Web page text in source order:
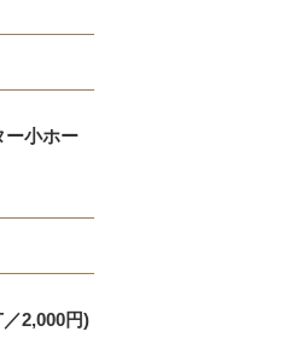
ー小ホー
2,000円)